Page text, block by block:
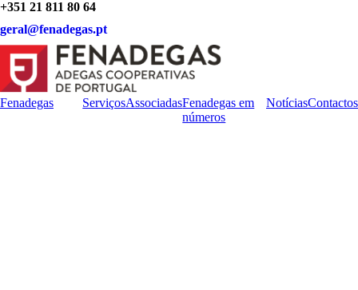
+351 21 811 80 64
geral@fenadegas.pt
Fenadegas ServiçosAssociadasFenadegas em
números
NotíciasContactos